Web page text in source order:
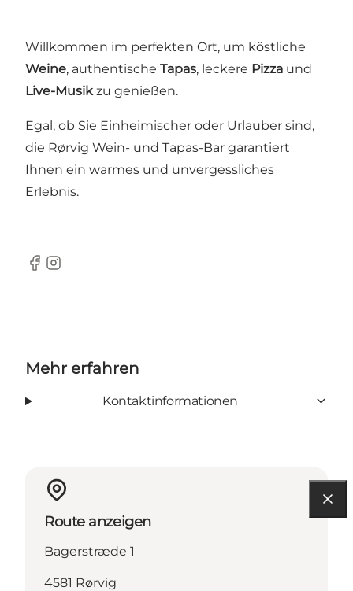
Willkommen im perfekten Ort, um köstliche
Weine, authentische Tapas, leckere Pizza und
Live-Musikzu genießen.
Egal, ob Sie Einheimischer oder Urlauber sind,
die Rørvig Wein- und Tapas-Bar garantiert
Ihnen ein warmes und unvergessliches
Erlebnis.
Facebook
Instagram
Mehr erfahren
Kontaktinformationen
Route anzeigen
Bagerstræde 1
4581 Rørvig